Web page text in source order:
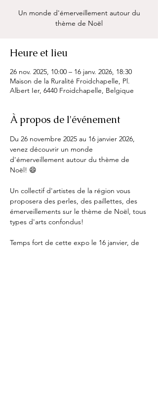
Un monde d'émerveillement autour du
thème de Noël
Heure et lieu
26 nov. 2025, 10:00 – 16 janv. 2026, 18:30
Maison de la Ruralité Froidchapelle, Pl.
Albert Ier, 6440 Froidchapelle, Belgique
À propos de l'événement
Du 26 novembre 2025 au 16 janvier 2026,
venez découvrir un monde
d'émerveillement autour du thème de
Noël! 😄
Un collectif d'artistes de la région vous
proposera des perles, des paillettes, des
émerveillements sur le thème de Noël, tous
types d'arts confondus!
Temps fort de cette expo le 16 janvier, de